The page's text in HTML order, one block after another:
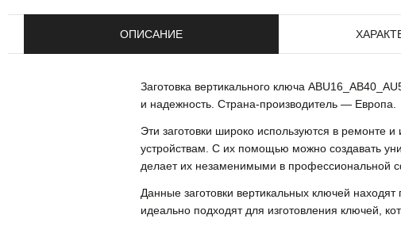
ОПИСАНИЕ
Заготовка вертикального ключа
и надежность. Страна-производитель — Европа.
Эти заготовки широко используются в ремонте
устройствам. С их помощью можно создавать
делает их незаменимыми в профессиональной
Данные заготовки вертикальных ключей
идеально подходят для изготовления ключей,